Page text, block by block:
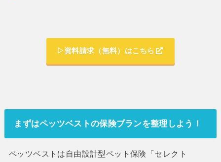
▷資料請求（無料）はこちら
まずはペッツベストの保険プランを整理しよう！
ペッツベストは自由設計型ペット保険「セレクト